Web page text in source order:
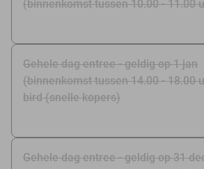
(binnenkomst tussen 10.00 - 11.00
Gehele dag entree - geldig op 1 jan
(binnenkomst tussen 14.00 - 18.00
bird (snelle kopers)
Gehele dag entree - geldig op 31